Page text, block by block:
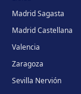
Madrid Sagasta
Madrid Castellana
Valencia
Zaragoza
Sevilla Nervión